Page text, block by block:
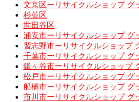
文京区ーリサイクルショップ グ
杉並区
世田谷区
浦安市ーリサイクルショップ グ
習志野市ーリサイクルショップ
千葉市ーリサイクルショップ グ
鎌ヶ谷市ーリサイクルショップ
松戸市ーリサイクルショップ グ
船橋市ーリサイクルショップ グ
市川市ーリサイクルショップ グ